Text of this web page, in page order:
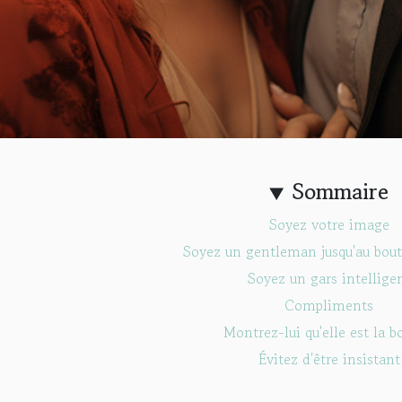
Sommaire
Soyez votre image
Soyez un gentleman jusqu'au
Soyez un gars
Compliments
Montrez-lui qu'elle est la
Évitez d'être insistant